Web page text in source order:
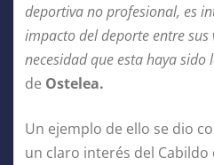
deportiva no profesional, es
impacto del deporte entre
necesidad que esta haya
de Ostelea.
Un ejemplo de ello se dio
un claro interés del